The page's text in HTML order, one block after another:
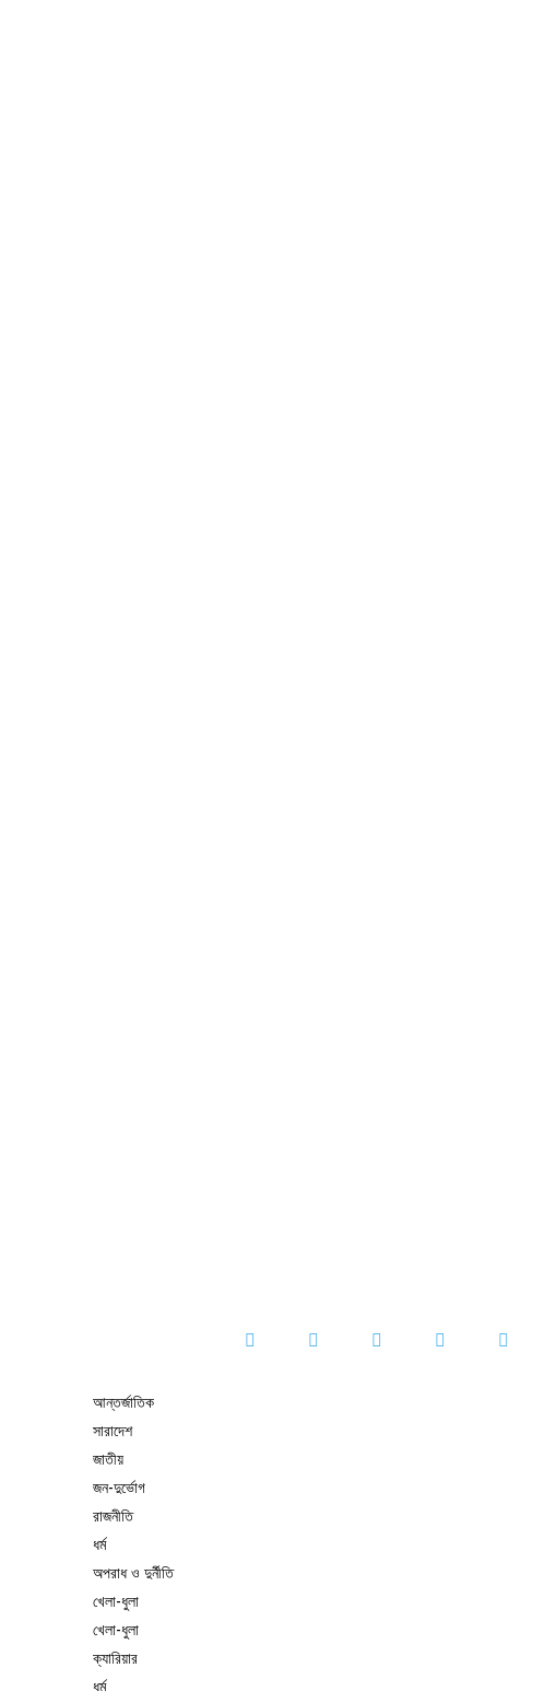
আন্তর্জাতিক
সারাদেশ
জাতীয়
জন-দুর্ভোগ
রাজনীতি
ধর্ম
অপরাধ ও দুর্নীতি
খেলা-ধুলা
খেলা-ধুলা
ক্যারিয়ার
ধর্ম